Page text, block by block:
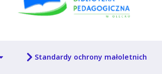
Standardy ochrony małoletnich